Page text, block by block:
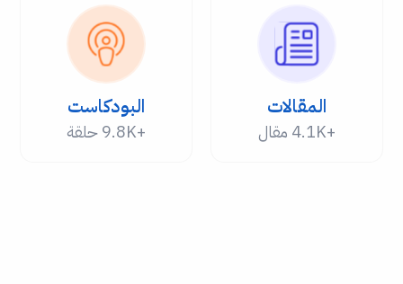
المقالات
+4.1K مقال
البودكاست
+9.8K حلقة